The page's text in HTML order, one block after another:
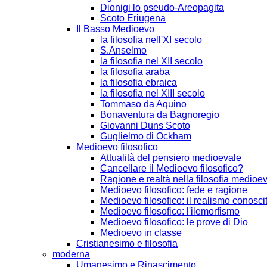
Dionigi lo pseudo-Areopagita
Scoto Eriugena
Il Basso Medioevo
la filosofia nell'XI secolo
S.Anselmo
la filosofia nel XII secolo
la filosofia araba
la filosofia ebraica
la filosofia nel XIII secolo
Tommaso da Aquino
Bonaventura da Bagnoregio
Giovanni Duns Scoto
Guglielmo di Ockham
Medioevo filosofico
Attualità del pensiero medioevale
Cancellare il Medioevo filosofico?
Ragione e realtà nella filosofia
Medioevo filosofico: fede e ragione
Medioevo filosofico: il realismo
Medioevo filosofico: l'ilemorfismo
Medioevo filosofico: le prove di Dio
Medioevo in classe
Cristianesimo e filosofia
moderna
Umanesimo e Rinascimento